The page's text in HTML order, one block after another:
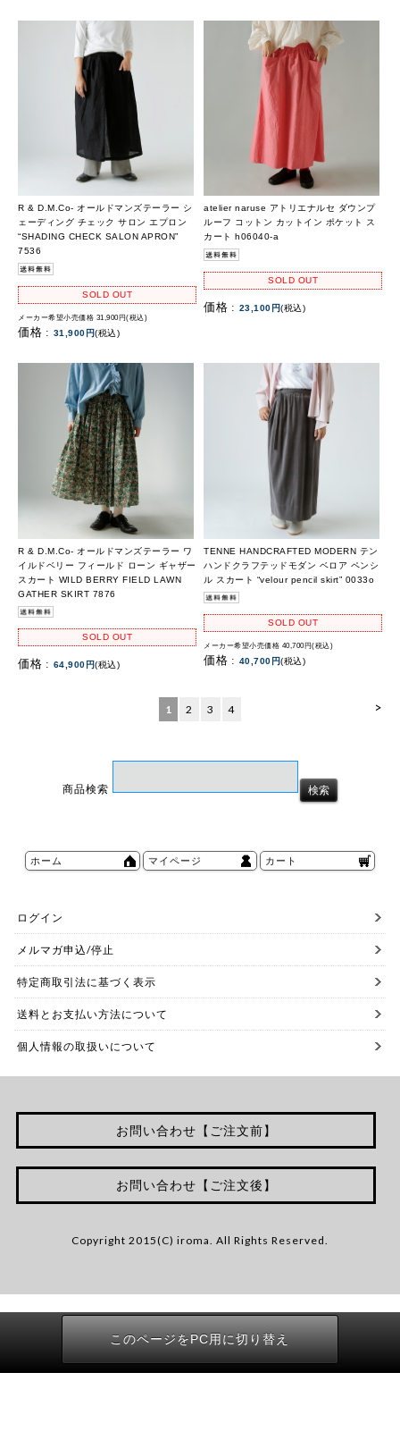
R & D.M.Co- オールドマンズテーラー シ
ェーディング チェック サロン エプロン
“SHADING CHECK SALON APRON”
7536
SOLD OUT
メーカー希望小売価格 31,900円(税込)
価格 : 31,900円(税込)
atelier naruse アトリエナルセ ダウンプ
ルーフ コットン カットイン ポケット ス
カート h06040-a
SOLD OUT
価格 : 23,100円(税込)
R & D.M.Co- オールドマンズテーラー ワ
イルドベリー フィールド ローン ギャザー
スカート WILD BERRY FIELD LAWN
GATHER SKIRT 7876
SOLD OUT
価格 : 64,900円(税込)
TENNE HANDCRAFTED MODERN テン
ハンドクラフテッドモダン ベロア ペンシ
ル スカート “velour pencil skirt” 0033o
SOLD OUT
メーカー希望小売価格 40,700円(税込)
価格 : 40,700円(税込)
>
1 2 3 4
商品検索
ホーム マイページ カート
ログイン
メルマガ申込/停止
特定商取引法に基づく表示
送料とお支払い方法について
個人情報の取扱いについて
お問い合わせ【ご注文前】
お問い合わせ【ご注文後】
Copyright 2015(C) iroma. All Rights Reserved.
このページをPC用に切り替え